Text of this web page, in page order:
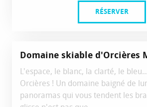
RÉSERVER
Domaine skiable d'Orcières
L'espace, le blanc, la clarté, le
Orcières ! Un domaine baigné de
panoramas qui vous tendent les